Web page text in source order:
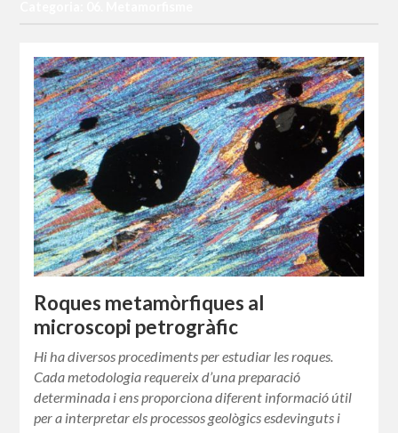
Roques metamòrfiques al
microscopi petrogràfic
Hi ha diversos procediments per estudiar les roques.
Cada metodologia requereix d’una preparació
determinada i ens proporciona diferent informació útil
per a interpretar els processos geològics esdevinguts i